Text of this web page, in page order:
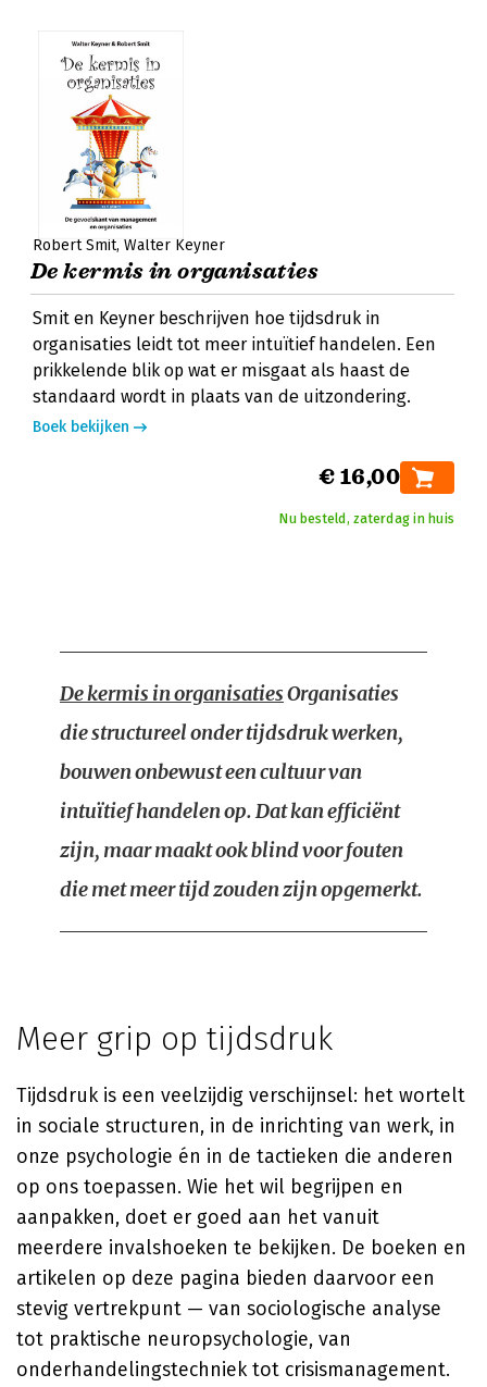
Robert Smit Walter Keyner
De kermis in organisaties
Smit en Keyner beschrijven hoe tijdsdruk in
organisaties leidt tot meer intuïtief handelen. Een
prikkelende blik op wat er misgaat als haast de
standaard wordt in plaats van de uitzondering.
Boek bekijken
€ 16,00
Nu besteld, zaterdag in huis
De kermis in organisatiesOrganisaties
die structureel onder tijdsdruk werken,
bouwen onbewust een cultuur van
intuïtief handelen op. Dat kan efficiënt
zijn, maar maakt ook blind voor fouten
die met meer tijd zouden zijn opgemerkt.
Meer grip op tijdsdruk
Tijdsdruk is een veelzijdig verschijnsel: het wortelt
in sociale structuren, in de inrichting van werk, in
onze psychologie én in de tactieken die anderen
op ons toepassen. Wie het wil begrijpen en
aanpakken, doet er goed aan het vanuit
meerdere invalshoeken te bekijken. De boeken en
artikelen op deze pagina bieden daarvoor een
stevig vertrekpunt — van sociologische analyse
tot praktische neuropsychologie, van
onderhandelingstechniek tot crisismanagement.